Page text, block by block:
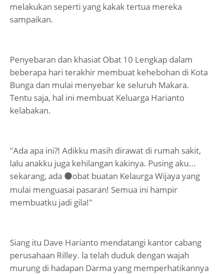
melakukan seperti yang kakak tertua mereka
sampaikan.
Penyebaran dan khasiat Obat 10 Lengkap dalam
beberapa hari terakhir membuat kehebohan di Kota
Bunga dan mulai menyebar ke seluruh Makara.
Tentu saja, hal ini membuat Keluarga Harianto
kelabakan.
"Ada apa ini?! Adikku masih dirawat di rumah sakit,
lalu anakku juga kehilangan kakinya. Pusing aku...
sekarang, ada ⚫obat buatan Kelaurga Wijaya yang
mulai menguasai pasaran! Semua ini hampir
membuatku jadi gila!"
Siang itu Dave Harianto mendatangi kantor cabang
perusahaan Rilley. la telah duduk dengan wajah
murung di hadapan Darma yang memperhatikannya